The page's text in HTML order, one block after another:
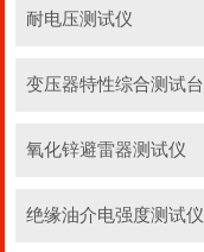
耐电压测试仪
变压器特性综合测试台
氧化锌避雷器测试仪
绝缘油介电强度测试仪